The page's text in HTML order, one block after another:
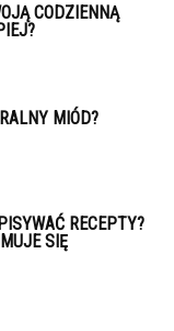
CODZIENNĄ
MIÓD?
RECEPTY?
SIĘ